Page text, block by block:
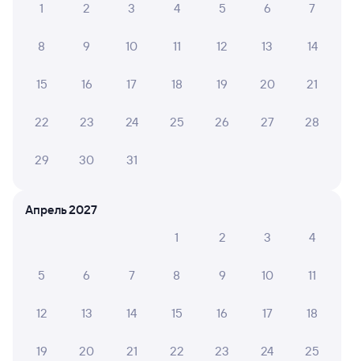
1
2 3 4 5 6 7
8 9 10 11 12 13 14
15 16 17 18 19 20 21
22 23 24 25 26 27 28
29 30 31
Апрель 2027
1
2 3 4
5 6 7 8 9 10 11
12 13 14 15 16 17 18
19 20 21 22 23 24 25